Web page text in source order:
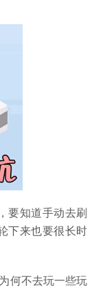
要知道手动去刷
下来也要很长时
何不去玩一些玩